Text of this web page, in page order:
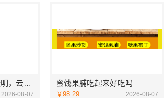
晋宁重钢建房报价透明，云南晟构建筑建材有限公司守护您的家
2026-08-07
蜜饯果脯吃起来好吃吗
￥98.29 2026-08-07